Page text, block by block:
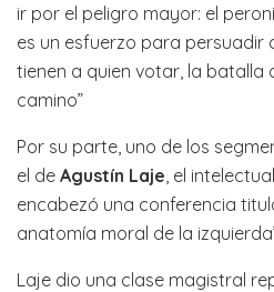
ir por el peligro mayor: el
es un esfuerzo para persuadir
tienen a quien votar, la batalla
camino”
Por su parte, uno de los
el de Agustín Laje , el
encabezó una conferencia
anatomía moral de la
Laje dio una clase magistral